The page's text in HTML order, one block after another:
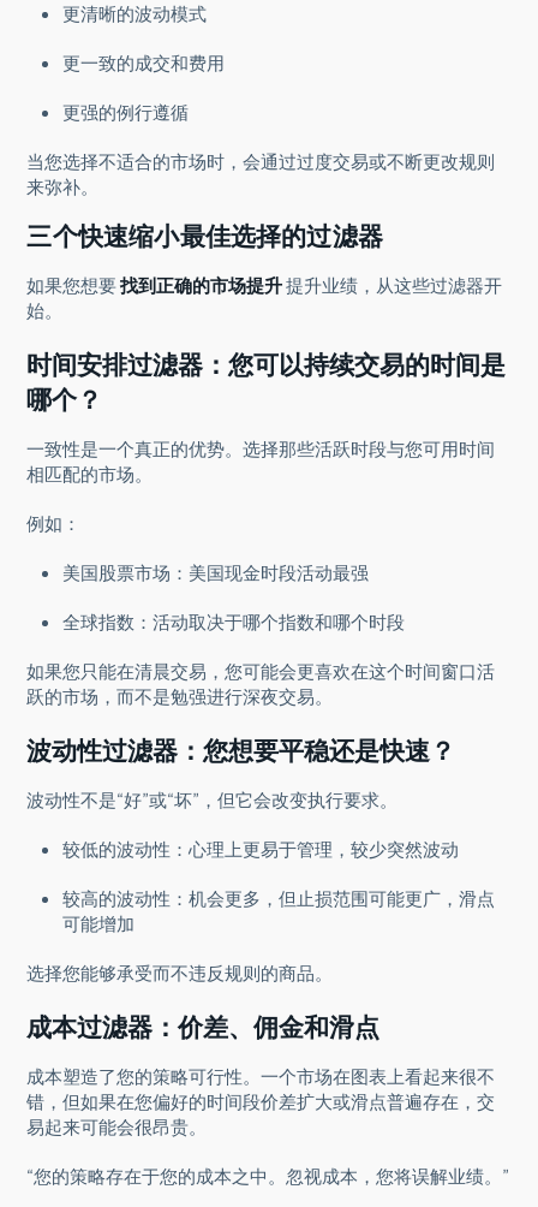
更清晰的波动模式
更一致的成交和费用
更强的例行遵循
当您选择不适合的市场时，会通过过度交易或不断更改规则
来弥补。
三个快速缩小最佳选择的过滤器
如果您想要找到正确的市场提升提升业绩，从这些过滤器开
始。
时间安排过滤器：您可以持续交易的时间是
哪个？
一致性是一个真正的优势。选择那些活跃时段与您可用时间
相匹配的市场。
例如：
美国股票市场：美国现金时段活动最强
全球指数：活动取决于哪个指数和哪个时段
如果您只能在清晨交易，您可能会更喜欢在这个时间窗口活
跃的市场，而不是勉强进行深夜交易。
波动性过滤器：您想要平稳还是快速？
波动性不是“好”或“坏”，但它会改变执行要求。
较低的波动性：心理上更易于管理，较少突然波动
较高的波动性：机会更多，但止损范围可能更广，滑点
可能增加
选择您能够承受而不违反规则的商品。
成本过滤器：价差、佣金和滑点
成本塑造了您的策略可行性。一个市场在图表上看起来很不
错，但如果在您偏好的时间段价差扩大或滑点普遍存在，交
易起来可能会很昂贵。
“您的策略存在于您的成本之中。忽视成本，您将误解业绩。”